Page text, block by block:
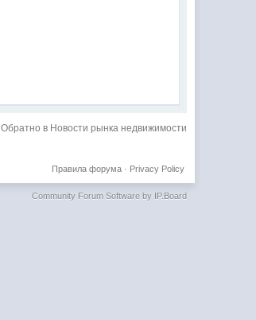
Обратно в Новости рынка недвижимости
Privacy Policy
Правила форума·
Community Forum Software by IP.Board